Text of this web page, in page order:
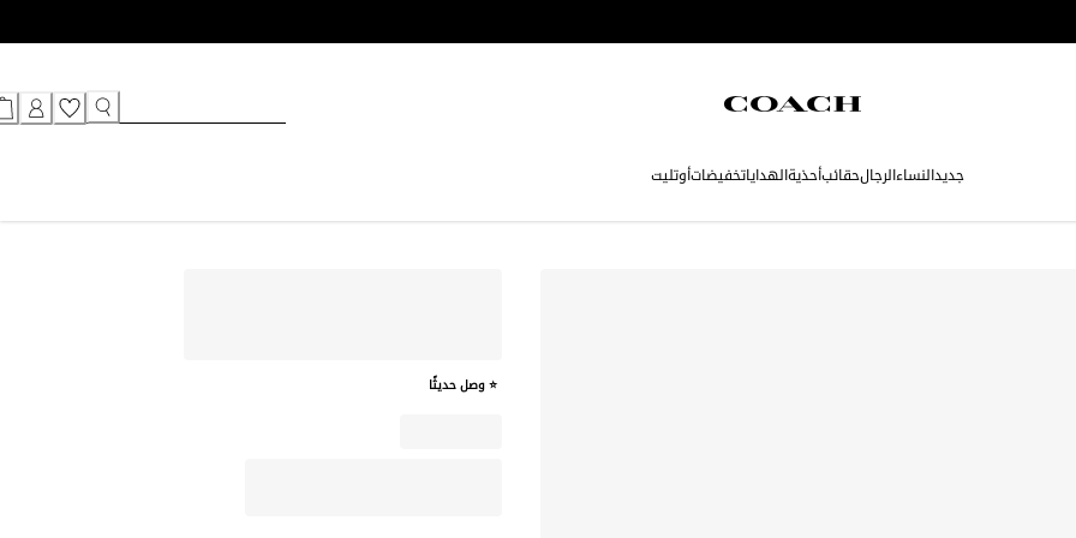
جديدالنساءالرجالحقائبأحذيةالهداياتخفيضاتأوتليت
⭐ وصل حديثًا